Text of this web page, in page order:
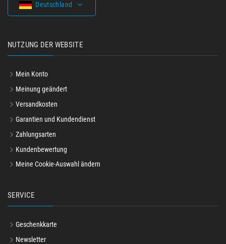
Deutschland
NUTZUNG DER WEBSITE
Mein Konto
Meinung geändert
Versandkosten
Garantien und Kundendienst
Zahlungsarten
Kundenbewertung
Meine Cookie-Auswahl ändern
SERVICE
Geschenkkarte
Newsletter